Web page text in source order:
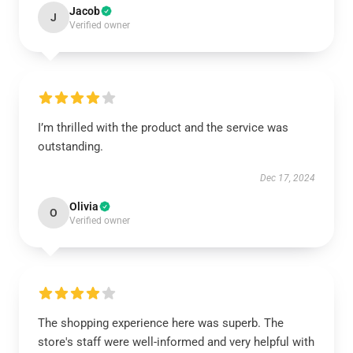
J Jacob
Verified owner
I’m thrilled with the product and the service was
outstanding.
Dec 17, 2024
O Olivia
Verified owner
The shopping experience here was superb. The
store's staff were well-informed and very helpful with